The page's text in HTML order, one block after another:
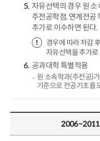
자유선택의 경우 원
주전공학점, 연계전공
추가로 이수하면 된다.
경우에 따라 차감
자유선택을 추가
공과대학 특별적용
원 소속학과(주전공)
기준으로 전공기초를
2006~2011